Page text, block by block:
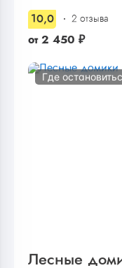
10,0 2 отзыва
от 2 450 ₽
Где
Лесные